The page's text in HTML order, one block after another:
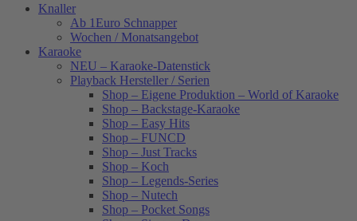
Knaller
Ab 1Euro Schnapper
Wochen / Monatsangebot
Karaoke
NEU – Karaoke-Datenstick
Playback Hersteller / Serien
Shop – Eigene Produktion – World of Karaoke
Shop – Backstage-Karaoke
Shop – Easy Hits
Shop – FUNCD
Shop – Just Tracks
Shop – Koch
Shop – Legends-Series
Shop – Nutech
Shop – Pocket Songs